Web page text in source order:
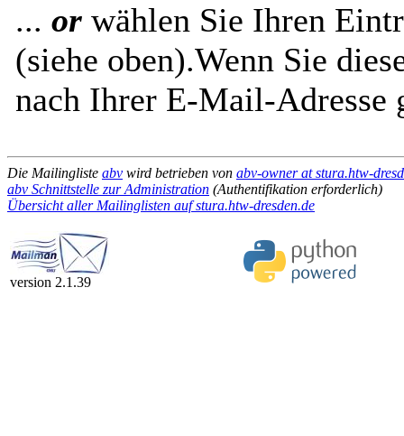
... or wählen Sie Ihren
(siehe oben).Wenn Sie
nach Ihrer E-Mail-Adresse
Die Mailingliste abv wird betrieben von abv-owner at stura.htw-
abv Schnittstelle zur Administration (Authentifikation erforderlich)
Übersicht aller Mailinglisten auf stura.htw-dresden.de
version 2.1.39